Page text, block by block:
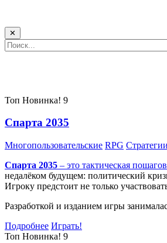
✕
Топ Новинка! 9
Спарта 2035
Многопользовательские RPG Стратегии
Спарта 2035 – это тактическая
недалёком будущем: политический
Игроку предстоит не только
Разработкой и изданием игры
Подробнее Играть!
Топ Новинка! 9